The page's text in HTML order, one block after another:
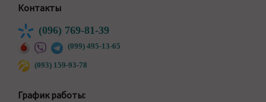
Контакты
(096) 769-81-39
(099) 495-13-65
(093) 159-93-78
График работы: